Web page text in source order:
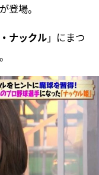
登場。
ナックル」にまつ